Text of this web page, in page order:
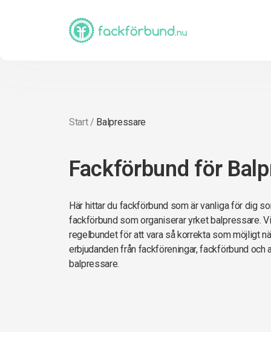
Start/ Balpressare
Fackförbund för
Här hittar du fackförbund som är vanliga för dig
fackförbund som organiserar yrket balpressare.
regelbundet för att vara så korrekta som möjligt
erbjudanden från fackföreningar, fackförbund
balpressare.